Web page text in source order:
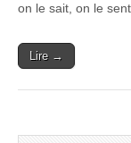
on le sait, on le
Lire →